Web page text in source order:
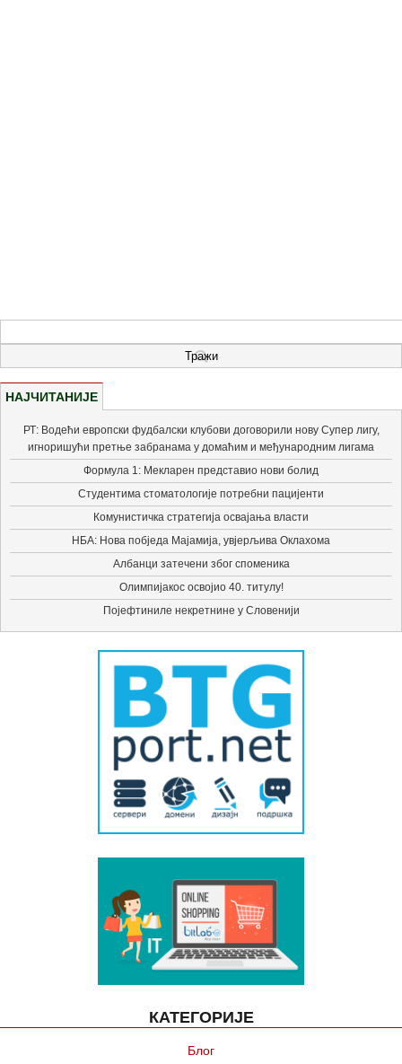
НАЈЧИТАНИЈЕ
РТ: Водећи европски фудбалски клубови договорили нову Супер лигу,
игноришући претње забранама у домаћим и међународним лигама
Формула 1: Мекларен представио нови болид
Студентима стоматологије потребни пацијенти
Комунистичка стратегија освајања власти
НБА: Нова побједа Мајамија, увјерљива Оклахома
Албанци затечени због споменика
Олимпијакос освојио 40. титулу!
Појефтиниле некретнине у Словенији
КАТЕГОРИЈЕ
Блог